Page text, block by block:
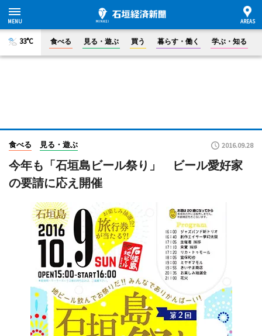
33°C 食べる 見る・遊ぶ 買う 暮らす・働く 学ぶ・知る
食べる 見る・遊ぶ 2016.09.28
今年も「石垣島ビール祭り」 ビール愛好家
の要請に応え開催